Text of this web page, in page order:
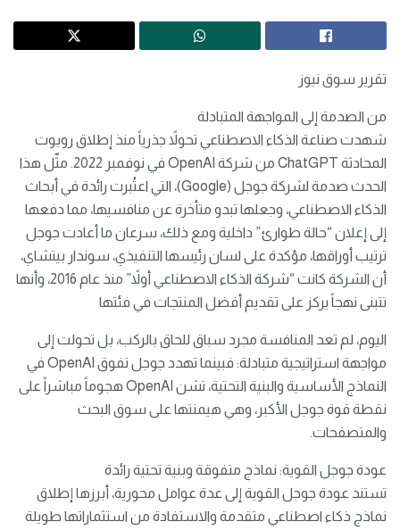
تقرير سوق نيوز
من الصدمة إلى المواجهة المتبادلة
شهدت صناعة الذكاء الاصطناعي تحولاً جذرياً منذ إطلاق روبوت
المحادثة ChatGPT من شركة OpenAI في نوفمبر 2022. مثّل هذا
الحدث صدمة لشركة جوجل (Google)، التي اعتُبرت رائدة في أبحاث
الذكاء الاصطناعي، وجعلها تبدو متأخرة عن منافسيها، مما دفعها
إلى إعلان “حالة طوارئ” داخلية ومع ذلك، سرعان ما أعادت جوجل
ترتيب أوراقها، مؤكدة على لسان رئيسها التنفيذي، سوندار بيتشاي،
أن الشركة كانت “شركة الذكاء الاصطناعي أولاً” منذ عام 2016، وأنها
تتبنى نهجاً يركز على تقديم أفضل المنتجات في فئتها
اليوم، لم تعد المنافسة مجرد سباق للحاق بالركب، بل تحولت إلى
مواجهة استراتيجية متبادلة: فبينما تهدد جوجل تفوق OpenAI في
النماذج الأساسية والبنية التحتية، تشن OpenAI هجوماً مباشراً على
نقطة قوة جوجل الأكبر، وهي هيمنتها على سوق البحث
والمتصفحات.
عودة جوجل القوية: نماذج متفوقة وبنية تحتية رائدة
تستند عودة جوجل القوية إلى عدة عوامل محورية، أبرزها إطلاق
نماذج ذكاء اصطناعي متقدمة والاستفادة من استثماراتها طويلة